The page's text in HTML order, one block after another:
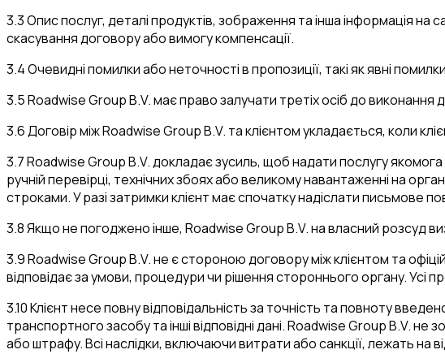
3.3 Опис послуг, деталі продуктів, зображення та інша інформація
скасування договору або вимогу компенсації.
3.4 Очевидні помилки або неточності в пропозиції, такі як явні
3.5 Roadwise Group B.V. має право залучати третіх осіб до
3.6 Договір між Roadwise Group B.V. та клієнтом укладається, коли
3.7 Roadwise Group B.V. докладає зусиль, щоб надати послугу
ручній перевірці, технічних збоях або великому навантаженні на
строками. У разі затримки клієнт має спочатку надіслати письмове
3.8 Якщо не погоджено інше, Roadwise Group B.V. на власний розсуд
3.9 Roadwise Group B.V. не є стороною договору між клієнтом та
відповідає за умови, процедури чи рішення стороннього органу. Усі
3.10 Клієнт несе повну відповідальність за точність та повноту
транспортного засобу та інші відповідні дані. Roadwise Group B.V.
або штрафу. Всі наслідки, включаючи витрати або санкції, лежать на